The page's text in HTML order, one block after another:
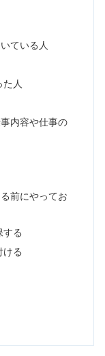
ている人
人
内容や仕事の
前にやってお
する
ける